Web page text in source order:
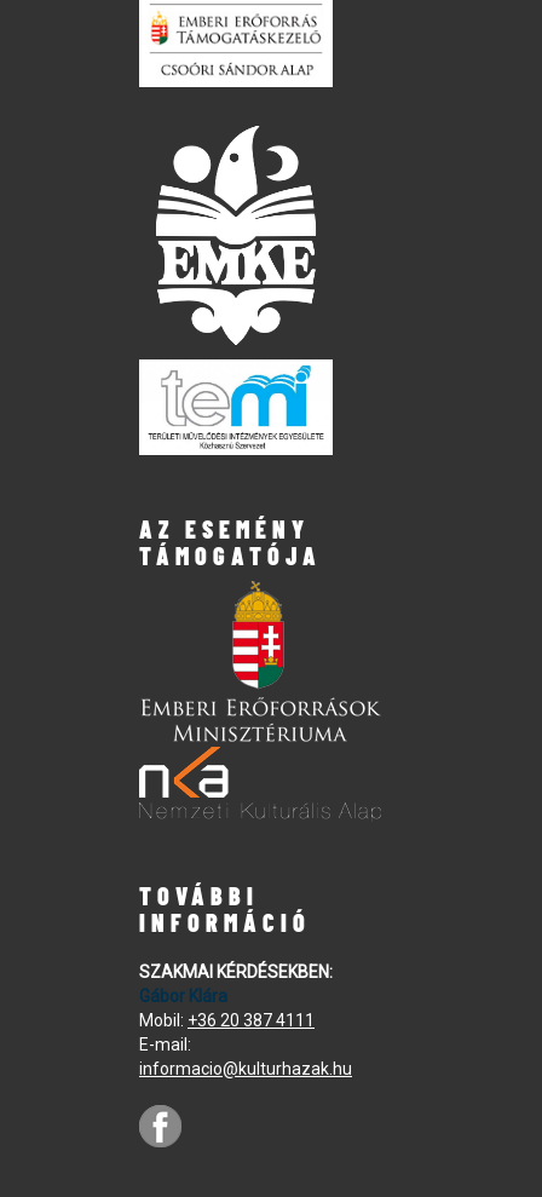
AZ ESEMÉNY
TÁMOGATÓJA
TOVÁBBI
INFORMÁCIÓ
SZAKMAI KÉRDÉSEKBEN:
Gábor Klára
Mobil: +36 20 387 4111
E-mail:
informacio@kulturhazak.hu